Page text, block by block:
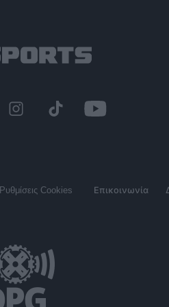
Ρυθμίσεις Cookies Επικοινωνία